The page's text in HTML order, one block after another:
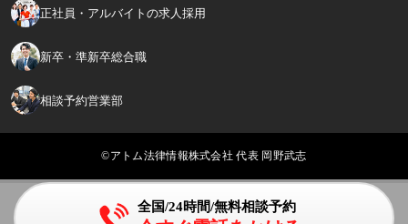
正社員・アルバイトの求人採用
新卒・準新卒総合職
相談予約営業部
©アトム法律情報株式会社 代表 岡野武志
全国/24時間/無料相談予約